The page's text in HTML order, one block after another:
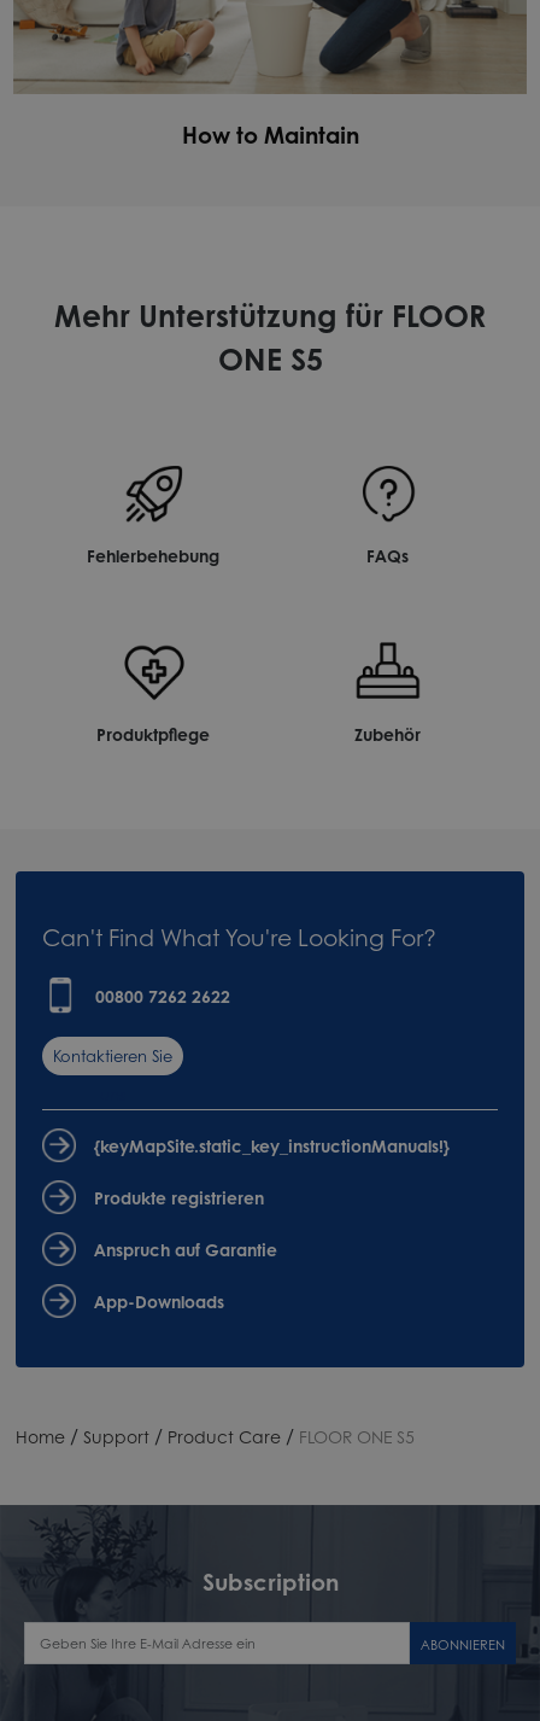
How to Maintain
Mehr Unterstützung für FLOOR
ONE S5
Fehlerbehebung FAQs
Produktpflege Zubehör
Can't Find What You're Looking For?
00800 7262 2622
Kontaktieren Sie
{keyMapSite.static_key_instructionManuals!}
Produkte registrieren
Anspruch auf Garantie
App-Downloads
Home / Support / Product Care / FLOOR ONE S5
Subscription
ABONNIEREN